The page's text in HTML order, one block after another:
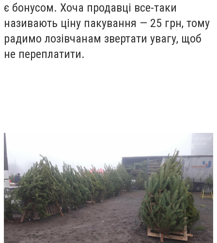
є бонусом. Хоча продавці все-таки
називають ціну пакування — 25 грн, тому
радимо лозівчанам звертати увагу, щоб
не переплатити.